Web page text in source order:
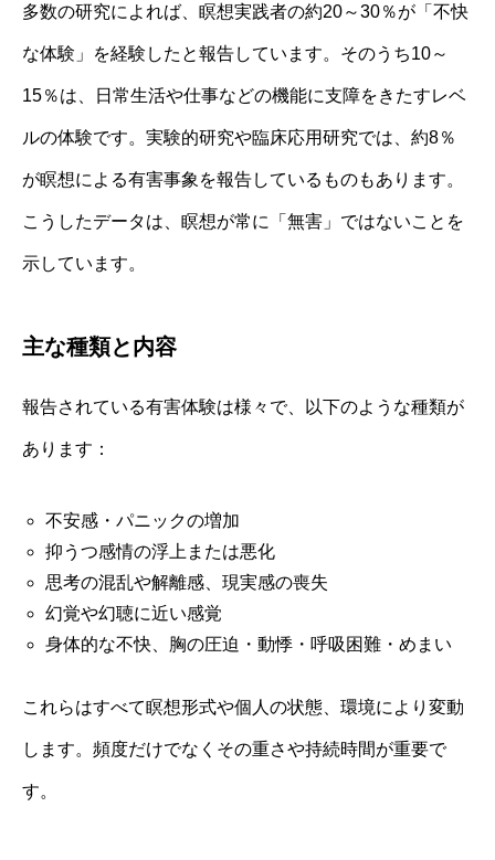
多数の研究によれば、瞑想実践者の約20～30％が「不快
な体験」を経験したと報告しています。そのうち10～
15％は、日常生活や仕事などの機能に支障をきたすレベ
ルの体験です。実験的研究や臨床応用研究では、約8％
が瞑想による有害事象を報告しているものもあります。
こうしたデータは、瞑想が常に「無害」ではないことを
示しています。
主な種類と内容
報告されている有害体験は様々で、以下のような種類が
あります：
不安感・パニックの増加
抑うつ感情の浮上または悪化
思考の混乱や解離感、現実感の喪失
幻覚や幻聴に近い感覚
身体的な不快、胸の圧迫・動悸・呼吸困難・めまい
これらはすべて瞑想形式や個人の状態、環境により変動
します。頻度だけでなくその重さや持続時間が重要で
す。